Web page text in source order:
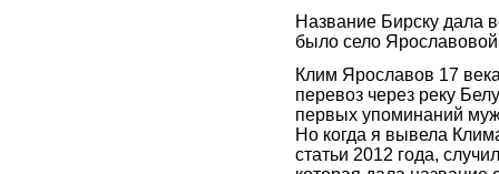
Название Бирску дала
было село
Клим Ярославов 17
перевоз через реку
первых упоминаний
Но когда я вывела
статьи 2012 года,